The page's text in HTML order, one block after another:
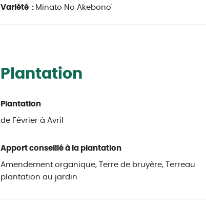
Variété : Minato No Akebono'
Plantation
Plantation
de Février à Avril
Apport conseillé à la plantation
Amendement organique, Terre de bruyère, Terreau
plantation au jardin